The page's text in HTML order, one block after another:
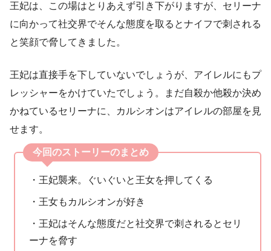
王妃は、この場はとりあえず引き下がりますが、セリーナ
に向かって社交界でそんな態度を取るとナイフで刺される
と笑顔で脅してきました。
王妃は直接手を下していないでしょうが、アイレルにもプ
レッシャーをかけていたでしょう。まだ自殺か他殺か決め
かねているセリーナに、カルシオンはアイレルの部屋を見
せます。
今回のストーリーのまとめ
・王妃襲来。ぐいぐいと王女を押してくる
・王女もカルシオンが好き
・王妃はそんな態度だと社交界で刺されるとセリ
ーナを脅す